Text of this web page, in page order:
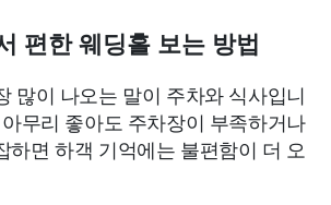
편한 웨딩홀 보는 방법
많이 나오는 말이 주차와 식사입니
무리 좋아도 주차장이 부족하거나
하면 하객 기억에는 불편함이 더 오